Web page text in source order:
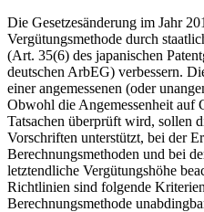
Die Gesetzesänderung im Jahr
Vergütungsmethode durch
(Art. 35(6) des japanischen
deutschen ArbEG) verbessern.
einer angemessenen (oder
Obwohl die Angemessenheit auf
Tatsachen überprüft wird, sollen
Vorschriften unterstützt, bei der
Berechnungsmethoden und bei
letztendliche Vergütungshöhe
Richtlinien sind folgende
Berechnungsmethode